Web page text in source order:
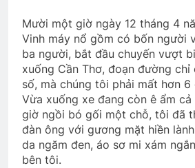
9 tháng quân
2 Years Ago
GẶP GỠ LÀM CHI
3 Years Ago
Mười một giờ ngày 12 tháng 4
Vinh máy nổ gồm có bốn người
ba người, bắt đầu chuyến vượt
xuống Cần Thơ, đoạn đường chỉ
số, mà chúng tôi phải mất hơn
Vừa xuống xe đang còn ê ẩm
giờ ngồi bó gối một chỗ, tôi đã
đàn ông với gương mặt hiền
da ngăm đen, áo sơ mi xám
bên tôi.